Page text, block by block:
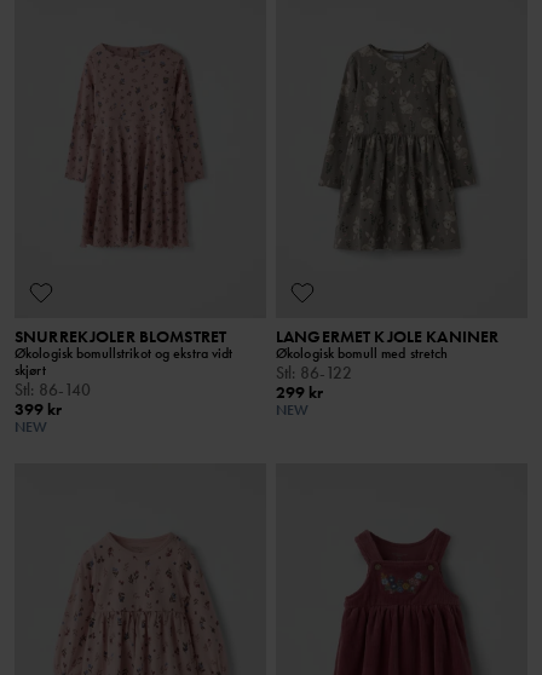
SNURREKJOLER BLOMSTRET
Økologisk bomullstrikot og ekstra vidt
skjørt
Stl : 86-140
399 kr
NEW
LANGERMET KJOLE KANINER
Økologisk bomull med stretch
Stl : 86-122
299 kr
NEW